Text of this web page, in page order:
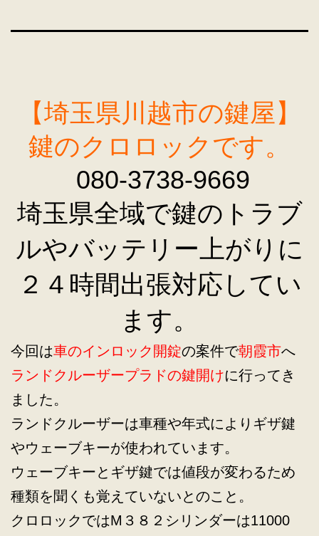
【埼玉県川越市の鍵屋】
鍵のクロロックです。
080-3738-9669
埼玉県全域で鍵のトラブ
ルやバッテリー上がりに
２４時間出張対応してい
ます。
今回は車のインロック開錠の案件で朝霞市へ
ランドクルーザープラドの鍵開けに行ってき
ました。
ランドクルーザーは車種や年式によりギザ鍵
やウェーブキーが使われています。
ウェーブキーとギザ鍵では値段が変わるため
種類を聞くも覚えていないとのこと。
クロロックではM３８２シリンダーは11000